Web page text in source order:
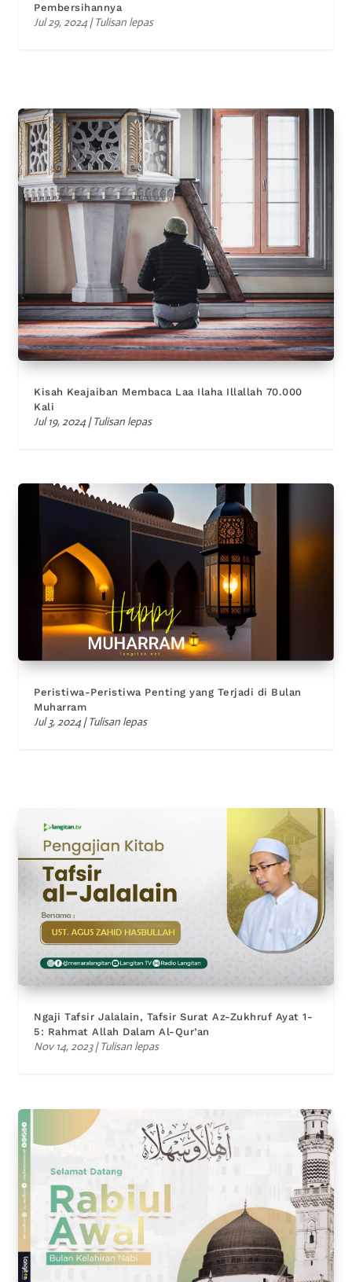
Pembersihannya
Jul 29, 2024|Tulisan lepas
Kisah Keajaiban Membaca Laa Ilaha Illallah 70.000
Kali
Jul 19, 2024|Tulisan lepas
Peristiwa-Peristiwa Penting yang Terjadi di Bulan
Muharram
Jul 3, 2024|Tulisan lepas
Ngaji Tafsir Jalalain, Tafsir Surat Az-Zukhruf Ayat 1-
5: Rahmat Allah Dalam Al-Qur’an
Nov 14, 2023|Tulisan lepas